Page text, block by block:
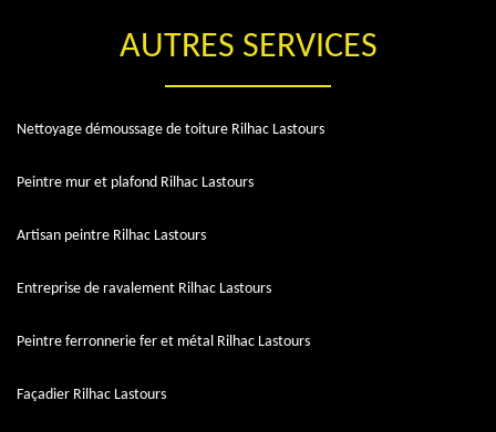
AUTRES SERVICES
Nettoyage démoussage de toiture Rilhac Lastours
Peintre mur et plafond Rilhac Lastours
Artisan peintre Rilhac Lastours
Entreprise de ravalement Rilhac Lastours
Peintre ferronnerie fer et métal Rilhac Lastours
Façadier Rilhac Lastours